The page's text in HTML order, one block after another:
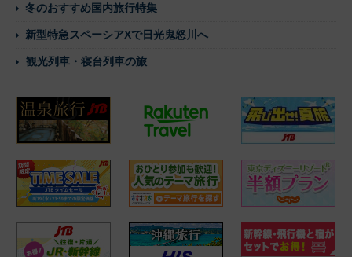
冬のおすすめ国内旅行特集
新型特急スペーシアXで日光鬼怒川へ
観光列車・寝台列車の旅